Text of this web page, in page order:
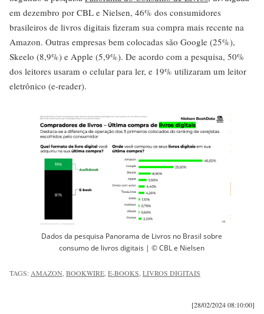
em dezembro por CBL e Nielsen, 46% dos consumidores
brasileiros de livros digitais fizeram sua compra mais recente na
Amazon. Outras empresas bem colocadas são Google (25%),
Skeelo (8,9%) e Apple (5,9%). De acordo com a pesquisa, 50%
dos leitores usaram o celular para ler, e 19% utilizaram um leitor
eletrônico (e-reader).
Dados da pesquisa Panorama de Livros no Brasil sobre
consumo de livros digitais | © CBL e Nielsen
TAGS: AMAZON BOOKWIRE E-BOOKS LIVROS DIGITAIS
[28/02/2024 08:10:00]